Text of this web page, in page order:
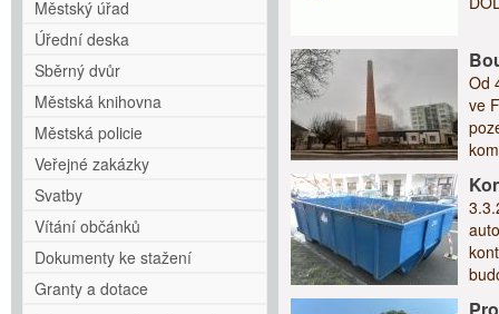
Městský úřad
Úřední deska
Sběrný dvůr
Městská knihovna
Městská policie
Veřejné zakázky
Svatby
Vítání občánků
Dokumenty ke stažení
Granty a dotace
Od
ve